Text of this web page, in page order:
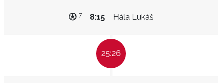
Hála Lukáš
8:15
7
25:26